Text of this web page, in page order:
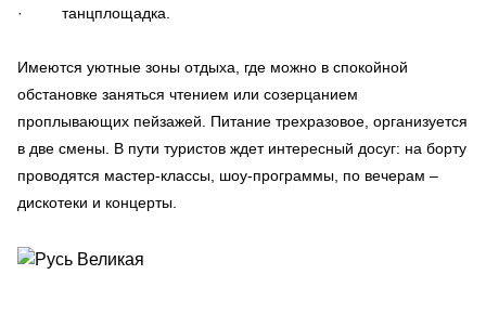
· танцплощадка.
Имеются уютные зоны отдыха, где можно в спокойной
обстановке заняться чтением или созерцанием
проплывающих пейзажей. Питание трехразовое, организуется
в две смены. В пути туристов ждет интересный досуг: на борту
проводятся мастер-классы, шоу-программы, по вечерам –
дискотеки и концерты.